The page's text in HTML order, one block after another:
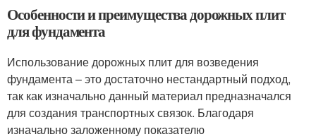
Особенности и преимущества дорожных плит
для фундамента
Использование дорожных плит для возведения
фундамента – это достаточно нестандартный подход,
так как изначально данный материал предназначался
для создания транспортных связок. Благодаря
изначально заложенному показателю